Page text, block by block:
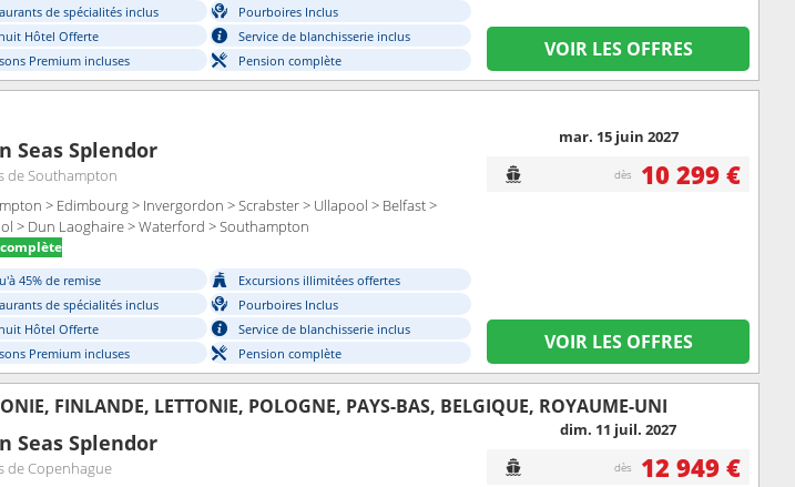
de spécialités inclus
Pourboires Inclus
Hôtel Offerte
Service de blanchisserie inclus
Premium incluses
Pension complète VOIR LES OFFRES
Seas Splendor
de Southampton
> Edimbourg > Invergordon > Scrabster > Ullapool > Belfast >
> Dun Laoghaire > Waterford > Southampton
45% de remise
Excursions illimitées offertes
de spécialités inclus
Pourboires Inclus
Hôtel Offerte
Service de blanchisserie inclus
Premium incluses
Pension complète
mar. 15 juin 2027
dès 10 299 €
VOIR LES OFFRES
FINLANDE, LETTONIE, POLOGNE, PAYS-BAS, BELGIQUE, ROYAUME-UNI
Seas Splendor
de Copenhague
dim. 11 juil. 2027
dès 12 949 €